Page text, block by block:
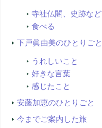
寺社仏閣、史跡など
食べる
下戸眞由美のひとりごと
うれしいこと
好きな言葉
感じたこと
安藤加恵のひとりごと
今までご案内した旅